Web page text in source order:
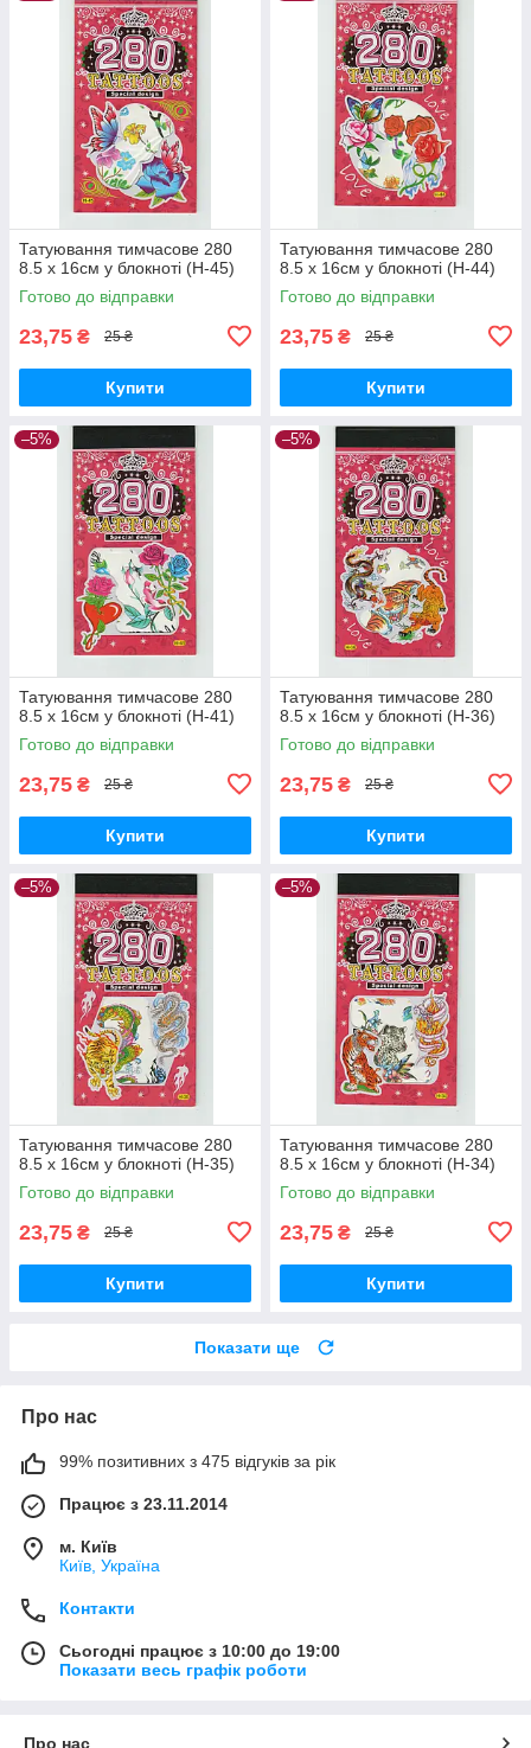
Татуювання тимчасове 280
8.5 х 16см у блокноті (H-45)
Готово до відправки
23,75 ₴ 25 ₴
Купити
Татуювання тимчасове 280
8.5 х 16см у блокноті (H-44)
Готово до відправки
23,75 ₴ 25 ₴
Купити
–5%
Татуювання тимчасове 280
8.5 х 16см у блокноті (H-41)
Готово до відправки
23,75 ₴ 25 ₴
Купити
–5%
Татуювання тимчасове 280
8.5 х 16см у блокноті (H-36)
Готово до відправки
23,75 ₴ 25 ₴
Купити
–5%
Татуювання тимчасове 280
8.5 х 16см у блокноті (H-35)
Готово до відправки
23,75 ₴ 25 ₴
Купити
–5%
Татуювання тимчасове 280
8.5 х 16см у блокноті (H-34)
Готово до відправки
23,75 ₴ 25 ₴
Купити
Показати ще
Про нас
99% позитивних з 475 відгуків за рік
Працює з 23.11.2014
м. Київ
Київ, Україна
Контакти
Сьогодні працює з 10:00 до 19:00
Показати весь графік роботи
Про нас